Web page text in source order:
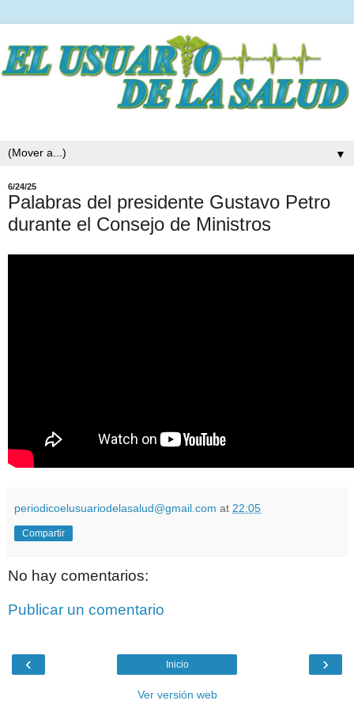
▼
6/24/25
Palabras del presidente Gustavo Petro
durante el Consejo de Ministros
periodicoelusuariodelasalud@gmail.com at 22:05
Compartir
No hay comentarios:
Publicar un comentario
‹ ›
Inicio
Ver versión web